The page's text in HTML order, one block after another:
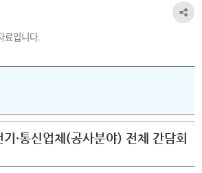
기
료입니다.
공
·통신업체(공사분야) 전체 간담회